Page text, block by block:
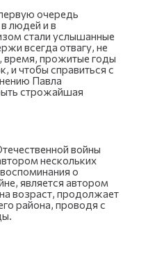
очередь
людей и в
стали услышанные
всегда отвагу, не
время, прожитые годы
и чтобы справиться с
Павла
строжайшая
войны
нескольких
о
является автором
возраст, продолжает
района, проводя с